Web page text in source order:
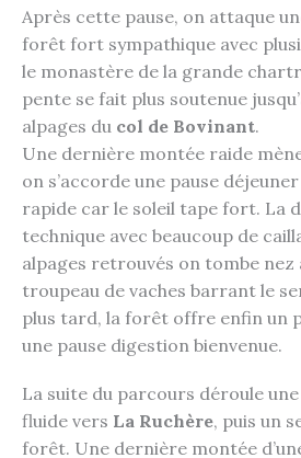
Après cette pause, on attaque
forêt fort sympathique avec
le monastère de la grande
pente se fait plus soutenue
alpages du col de Bovinant.
Une dernière montée raide
on s’accorde une pause
rapide car le soleil tape fort. La
technique avec beaucoup de
alpages retrouvés on tombe nez
troupeau de vaches barrant le
plus tard, la forêt offre enfin un
une pause digestion bienvenue.
La suite du parcours déroule
fluide vers La Ruchère, puis un
forêt. Une dernière montée